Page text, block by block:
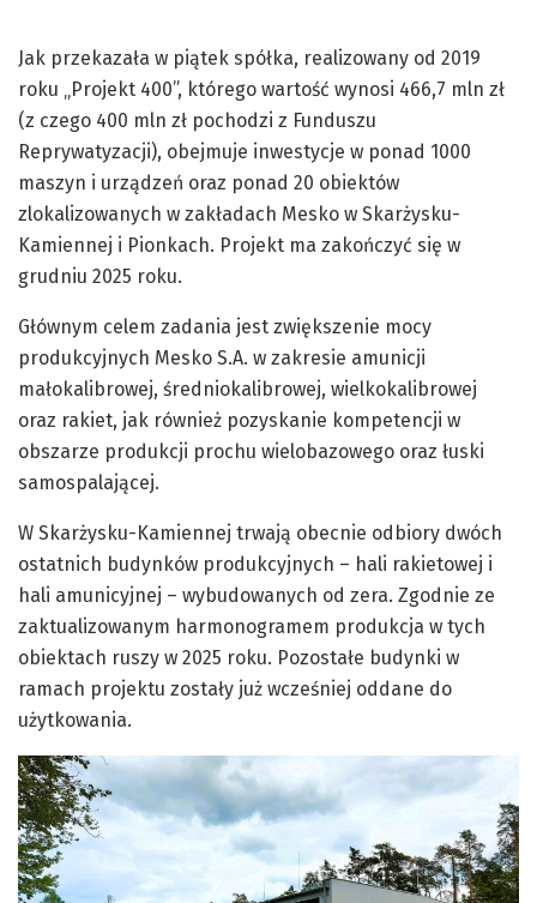
Jak przekazała w piątek spółka, realizowany od 2019
roku „Projekt 400”, którego wartość wynosi 466,7 mln zł
(z czego 400 mln zł pochodzi z Funduszu
Reprywatyzacji), obejmuje inwestycje w ponad 1000
maszyn i urządzeń oraz ponad 20 obiektów
zlokalizowanych w zakładach Mesko w Skarżysku-
Kamiennej i Pionkach. Projekt ma zakończyć się w
grudniu 2025 roku.
Głównym celem zadania jest zwiększenie mocy
produkcyjnych Mesko S.A. w zakresie amunicji
małokalibrowej, średniokalibrowej, wielkokalibrowej
oraz rakiet, jak również pozyskanie kompetencji w
obszarze produkcji prochu wielobazowego oraz łuski
samospalającej.
W Skarżysku-Kamiennej trwają obecnie odbiory dwóch
ostatnich budynków produkcyjnych – hali rakietowej i
hali amunicyjnej – wybudowanych od zera. Zgodnie ze
zaktualizowanym harmonogramem produkcja w tych
obiektach ruszy w 2025 roku. Pozostałe budynki w
ramach projektu zostały już wcześniej oddane do
użytkowania.